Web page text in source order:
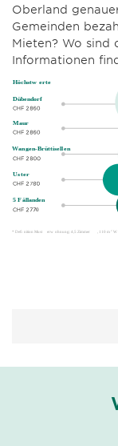
Oberland
Gemeinden
Mieten? Wo sind
Informationen